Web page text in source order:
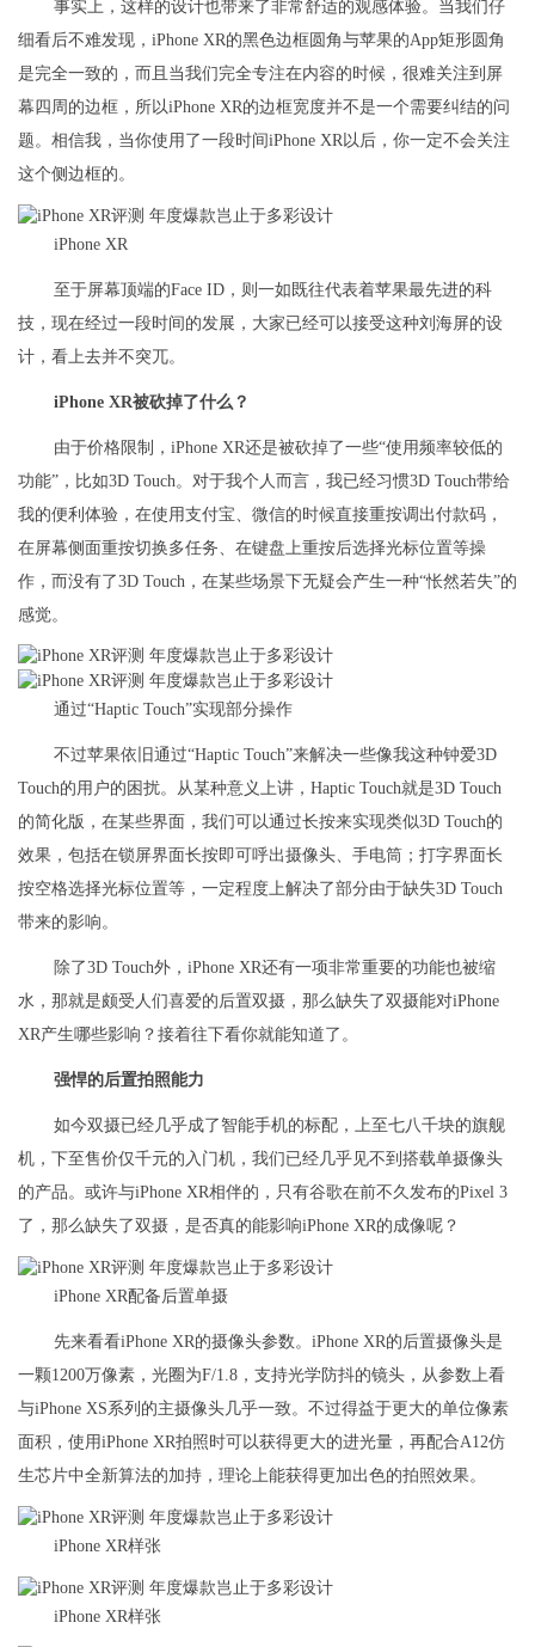
事实上，这样的设计也带来了非常舒适的观感体验。当我们仔
细看后不难发现，iPhone XR的黑色边框圆角与苹果的App矩形圆角
是完全一致的，而且当我们完全专注在内容的时候，很难关注到屏
幕四周的边框，所以iPhone XR的边框宽度并不是一个需要纠结的问
题。相信我，当你使用了一段时间iPhone XR以后，你一定不会关注
这个侧边框的。
iPhone XR
至于屏幕顶端的Face ID，则一如既往代表着苹果最先进的科
技，现在经过一段时间的发展，大家已经可以接受这种刘海屏的设
计，看上去并不突兀。
iPhone XR被砍掉了什么？
由于价格限制，iPhone XR还是被砍掉了一些“使用频率较低的
功能”，比如3D Touch。对于我个人而言，我已经习惯3D Touch带给
我的便利体验，在使用支付宝、微信的时候直接重按调出付款码，
在屏幕侧面重按切换多任务、在键盘上重按后选择光标位置等操
作，而没有了3D Touch，在某些场景下无疑会产生一种“怅然若失”的
感觉。
通过“Haptic Touch”实现部分操作
不过苹果依旧通过“Haptic Touch”来解决一些像我这种钟爱3D
Touch的用户的困扰。从某种意义上讲，Haptic Touch就是3D Touch
的简化版，在某些界面，我们可以通过长按来实现类似3D Touch的
效果，包括在锁屏界面长按即可呼出摄像头、手电筒；打字界面长
按空格选择光标位置等，一定程度上解决了部分由于缺失3D Touch
带来的影响。
除了3D Touch外，iPhone XR还有一项非常重要的功能也被缩
水，那就是颇受人们喜爱的后置双摄，那么缺失了双摄能对iPhone
XR产生哪些影响？接着往下看你就能知道了。
强悍的后置拍照能力
如今双摄已经几乎成了智能手机的标配，上至七八千块的旗舰
机，下至售价仅千元的入门机，我们已经几乎见不到搭载单摄像头
的产品。或许与iPhone XR相伴的，只有谷歌在前不久发布的Pixel 3
了，那么缺失了双摄，是否真的能影响iPhone XR的成像呢？
iPhone XR配备后置单摄
先来看看iPhone XR的摄像头参数。iPhone XR的后置摄像头是
一颗1200万像素，光圈为F/1.8，支持光学防抖的镜头，从参数上看
与iPhone XS系列的主摄像头几乎一致。不过得益于更大的单位像素
面积，使用iPhone XR拍照时可以获得更大的进光量，再配合A12仿
生芯片中全新算法的加持，理论上能获得更加出色的拍照效果。
iPhone XR样张
iPhone XR样张